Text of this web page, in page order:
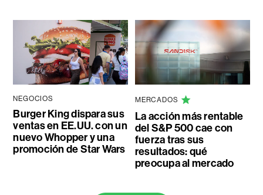
NEGOCIOS
Burger King dispara sus
ventas en EE.UU. con un
nuevo Whopper y una
promoción de Star Wars
MERCADOS
La acción más rentable
del S&P 500 cae con
fuerza tras sus
resultados: qué
preocupa al mercado